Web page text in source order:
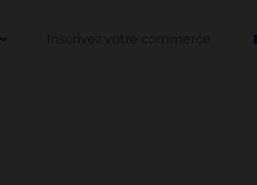
Inscrivez votre commerce